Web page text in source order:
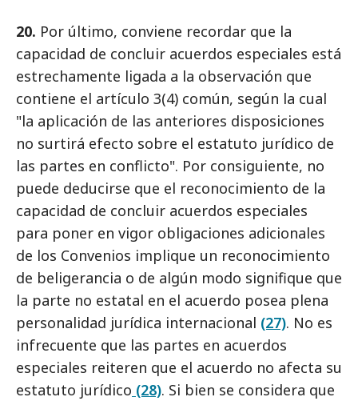
20. Por último, conviene recordar que la
capacidad de concluir acuerdos especiales está
estrechamente ligada a la observación que
contiene el artículo 3(4) común, según la cual
"la aplicación de las anteriores disposiciones
no surtirá efecto sobre el estatuto jurídico de
las partes en conflicto". Por consiguiente, no
puede deducirse que el reconocimiento de la
capacidad de concluir acuerdos especiales
para poner en vigor obligaciones adicionales
de los Convenios implique un reconocimiento
de beligerancia o de algún modo signifique que
la parte no estatal en el acuerdo posea plena
personalidad jurídica internacional (27). No es
infrecuente que las partes en acuerdos
especiales reiteren que el acuerdo no afecta su
estatuto jurídico (28). Si bien se considera que